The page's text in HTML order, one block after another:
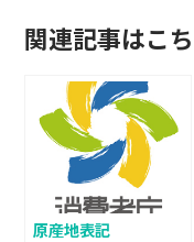
関連記事はこ
原産地表記